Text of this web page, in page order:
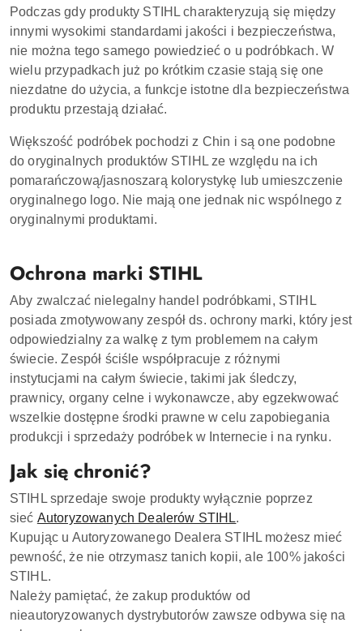
Podczas gdy produkty STIHL charakteryzują się między
innymi wysokimi standardami jakości i bezpieczeństwa,
nie można tego samego powiedzieć o u podróbkach. W
wielu przypadkach już po krótkim czasie stają się one
niezdatne do użycia, a funkcje istotne dla bezpieczeństwa
produktu przestają działać.
Większość podróbek pochodzi z Chin i są one podobne
do oryginalnych produktów STIHL ze względu na ich
pomarańczową/jasnoszarą kolorystykę lub umieszczenie
oryginalnego logo. Nie mają one jednak nic wspólnego z
oryginalnymi produktami.
Ochrona marki STIHL
Aby zwalczać nielegalny handel podróbkami, STIHL
posiada zmotywowany zespół ds. ochrony marki, który jest
odpowiedzialny za walkę z tym problemem na całym
świecie. Zespół ściśle współpracuje z różnymi
instytucjami na całym świecie, takimi jak śledczy,
prawnicy, organy celne i wykonawcze, aby egzekwować
wszelkie dostępne środki prawne w celu zapobiegania
produkcji i sprzedaży podróbek w Internecie i na rynku.
Jak się chronić?
STIHL sprzedaje swoje produkty wyłącznie poprzez
sieć Autoryzowanych Dealerów STIHL.
Kupując u Autoryzowanego Dealera STIHL możesz mieć
pewność, że nie otrzymasz tanich kopii, ale 100% jakości
STIHL.
Należy pamiętać, że zakup produktów od
nieautoryzowanych dystrybutorów zawsze odbywa się na